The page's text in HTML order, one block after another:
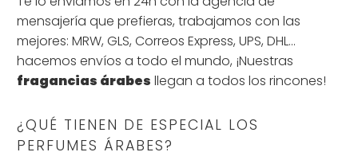
mensajería que prefieras, trabajamos con las
mejores: MRW, GLS, Correos Express, UPS, DHL...
hacemos envíos a todo el mundo, ¡Nuestras
fragancias árabes llegan a todos los rincones!
¿QUÉ TIENEN DE ESPECIAL LOS
PERFUMES ÁRABES?